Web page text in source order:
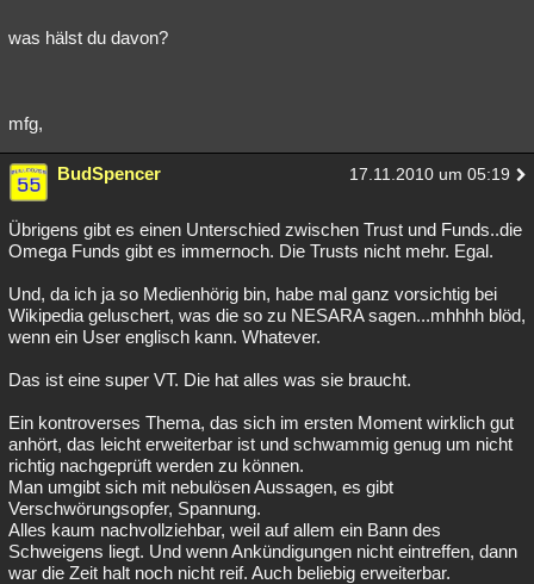
was hälst du davon?
mfg,
BudSpencer 17.11.2010 um 05:19
Übrigens gibt es einen Unterschied zwischen Trust und Funds..die
Omega Funds gibt es immernoch. Die Trusts nicht mehr. Egal.
Und, da ich ja so Medienhörig bin, habe mal ganz vorsichtig bei
Wikipedia geluschert, was die so zu NESARA sagen...mhhhh blöd,
wenn ein User englisch kann. Whatever.
Das ist eine super VT. Die hat alles was sie braucht.
Ein kontroverses Thema, das sich im ersten Moment wirklich gut
anhört, das leicht erweiterbar ist und schwammig genug um nicht
richtig nachgeprüft werden zu können.
Man umgibt sich mit nebulösen Aussagen, es gibt
Verschwörungsopfer, Spannung.
Alles kaum nachvollziehbar, weil auf allem ein Bann des
Schweigens liegt. Und wenn Ankündigungen nicht eintreffen, dann
war die Zeit halt noch nicht reif. Auch beliebig erweiterbar.